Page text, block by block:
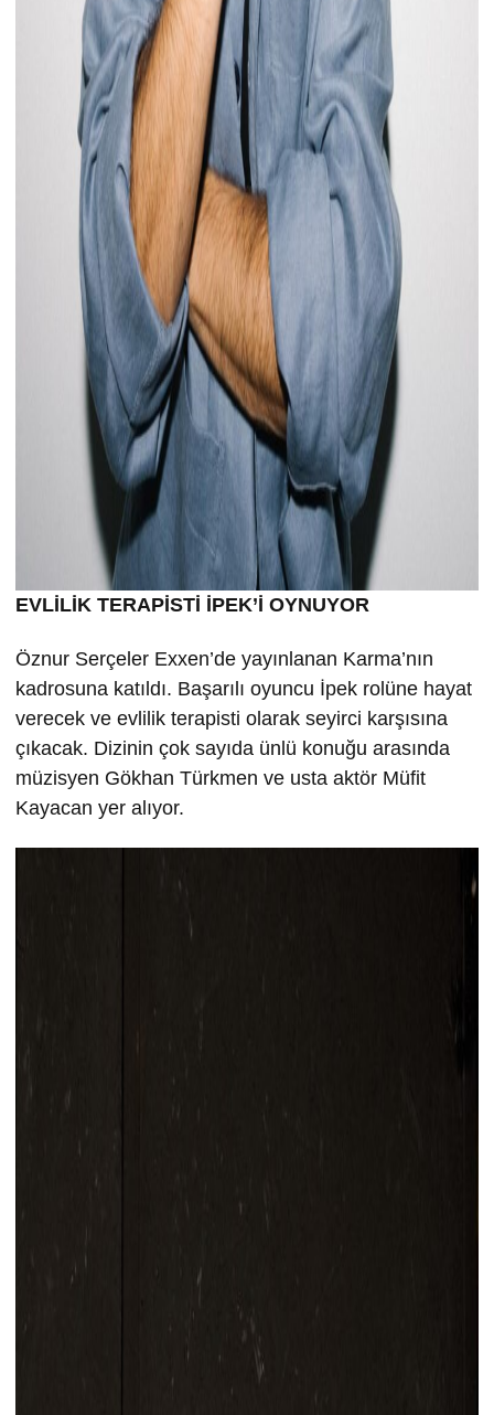
EVLİLİK TERAPİSTİ İPEK’İ OYNUYOR
Öznur Serçeler Exxen’de yayınlanan Karma’nın
kadrosuna katıldı. Başarılı oyuncu İpek rolüne hayat
verecek ve evlilik terapisti olarak seyirci karşısına
çıkacak. Dizinin çok sayıda ünlü konuğu arasında
müzisyen Gökhan Türkmen ve usta aktör Müfit
Kayacan yer alıyor.